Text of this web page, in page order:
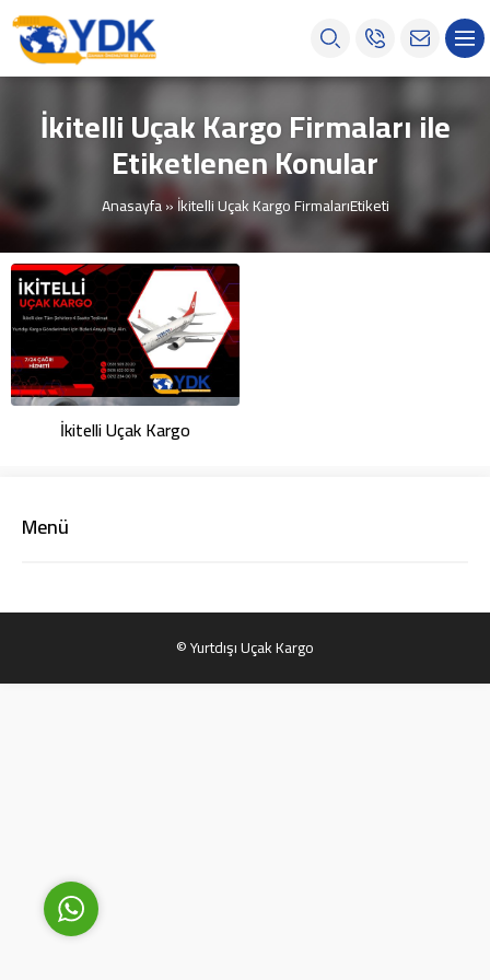
İkitelli Uçak Kargo Firmaları ile
Etiketlenen Konular
Anasayfa»İkitelli Uçak Kargo FirmalarıEtiketi
İkitelli Uçak Kargo
Menü
© Yurtdışı Uçak Kargo
Yurtdışı Uçak Kargo Destek